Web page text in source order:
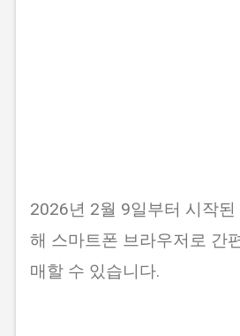
2026년 2월 9일부터 시작
해 스마트폰 브라우저로 간
매할 수 있습니다.